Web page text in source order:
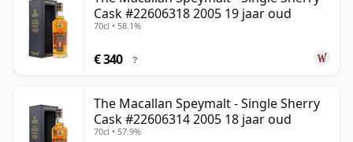
Cask #22606318 2005 19 jaar oud
70cl • 58.1%
€ 340 ?
The Macallan Speymalt - Single Sherry
Cask #22606314 2005 18 jaar oud
70cl • 57.9%